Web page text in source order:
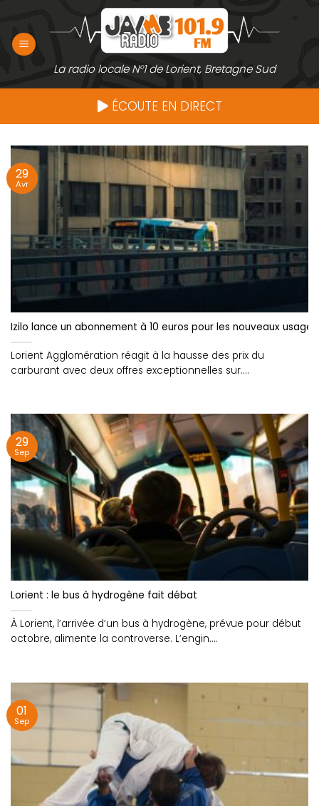
contenu
La radio locale N°1 de Lorient, Bretagne Sud
ÉCOUTE EN DIRECT
Izilo lance un abonnement à 10 euros pour les nouveaux
Lorient Agglomération réagit à la hausse des prix du
carburant avec deux offres exceptionnelles sur....
29
Avr
Lorient : le bus à hydrogène fait débat
À Lorient, l’arrivée d’un bus à hydrogène, prévue pour début
octobre, alimente la controverse. L’engin....
29
Sep
01
Sep